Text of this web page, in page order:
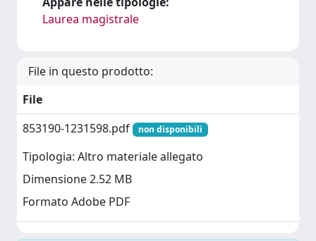
Laurea magistrale
File in questo prodotto:
File
853190-1231598.pdf
non disponibili
Tipologia: Altro materiale allegato
Dimensione 2.52 MB
Formato Adobe PDF